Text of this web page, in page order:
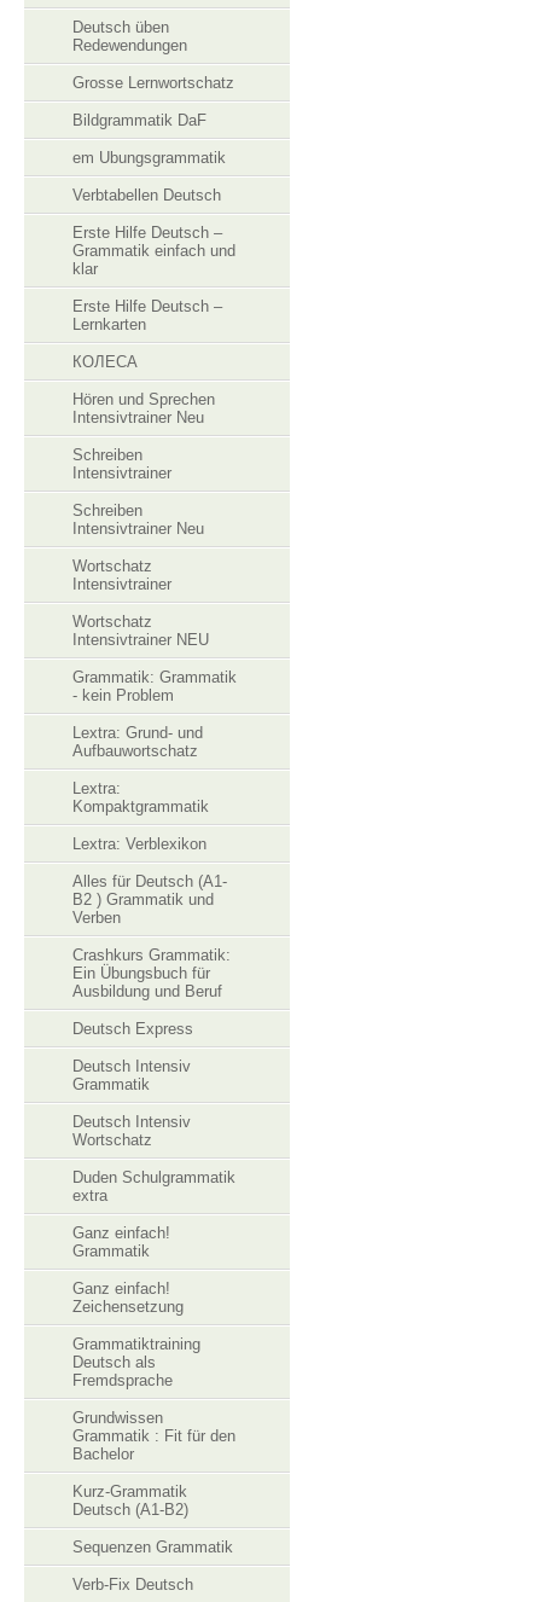
Deutsch üben
Redewendungen
Grosse Lernwortschatz
Bildgrammatik DaF
em Ubungsgrammatik
Verbtabellen Deutsch
Erste Hilfe Deutsch –
Grammatik einfach und
klar
Erste Hilfe Deutsch –
Lernkarten
КОЛЕСА
Hören und Sprechen
Intensivtrainer Neu
Schreiben
Intensivtrainer
Schreiben
Intensivtrainer Neu
Wortschatz
Intensivtrainer
Wortschatz
Intensivtrainer NEU
Grammatik: Grammatik
- kein Problem
Lextra: Grund- und
Aufbauwortschatz
Lextra:
Kompaktgrammatik
Lextra: Verblexikon
Alles für Deutsch (A1-
B2 ) Grammatik und
Verben
Crashkurs Grammatik:
Ein Übungsbuch für
Ausbildung und Beruf
Deutsch Express
Deutsch Intensiv
Grammatik
Deutsch Intensiv
Wortschatz
Duden Schulgrammatik
extra
Ganz einfach!
Grammatik
Ganz einfach!
Zeichensetzung
Grammatiktraining
Deutsch als
Fremdsprache
Grundwissen
Grammatik : Fit für den
Bachelor
Kurz-Grammatik
Deutsch (A1-B2)
Sequenzen Grammatik
Verb-Fix Deutsch